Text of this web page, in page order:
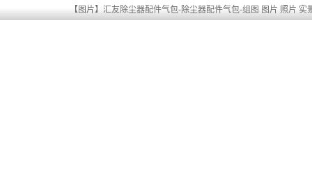
【图片】汇友除尘器配件气包-除尘器配件气包-组图 图片 照片 实